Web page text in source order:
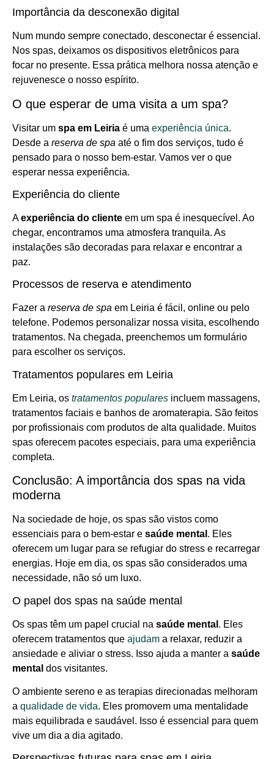
Importância da desconexão digital
Num mundo sempre conectado, desconectar é essencial.
Nos spas, deixamos os dispositivos eletrônicos para
focar no presente. Essa prática melhora nossa atenção e
rejuvenesce o nosso espírito.
O que esperar de uma visita a um spa?
Visitar um spa em Leiria é uma experiência única.
Desde a reserva de spa até o fim dos serviços, tudo é
pensado para o nosso bem-estar. Vamos ver o que
esperar nessa experiência.
Experiência do cliente
Aexperiência do cliente em um spa é inesquecível. Ao
chegar, encontramos uma atmosfera tranquila. As
instalações são decoradas para relaxar e encontrar a
paz.
Processos de reserva e atendimento
Fazer a reserva de spa em Leiria é fácil, online ou pelo
telefone. Podemos personalizar nossa visita, escolhendo
tratamentos. Na chegada, preenchemos um formulário
para escolher os serviços.
Tratamentos populares em Leiria
Em Leiria, os tratamentos populares incluem massagens,
tratamentos faciais e banhos de aromaterapia. São feitos
por profissionais com produtos de alta qualidade. Muitos
spas oferecem pacotes especiais, para uma experiência
completa.
Conclusão: A importância dos spas na vida
moderna
Na sociedade de hoje, os spas são vistos como
essenciais para o bem-estar e saúde mental . Eles
oferecem um lugar para se refugiar do stress e recarregar
energias. Hoje em dia, os spas são considerados uma
necessidade, não só um luxo.
O papel dos spas na saúde mental
Os spas têm um papel crucial na saúde mental . Eles
oferecem tratamentos que ajudam a relaxar, reduzir a
ansiedade e aliviar o stress. Isso ajuda a manter a saúde
mental dos visitantes.
O ambiente sereno e as terapias direcionadas melhoram
a qualidade de vida. Eles promovem uma mentalidade
mais equilibrada e saudável. Isso é essencial para quem
vive um dia a dia agitado.